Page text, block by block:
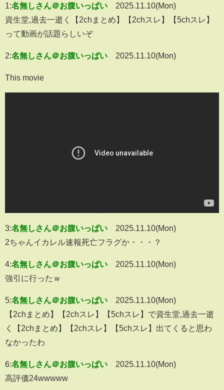
1:名無しさん＠お腹いっぱい
2025.11.10(Mon)
資生堂,過去一逝く【2chまとめ】【2chスレ】【5chスレ】
って動画が話題らしいぞ
2:名無しさん＠お腹いっぱい 2025.11.10(Mon)
This movie
3:名無しさん＠お腹いっぱい
2025.11.10(Mon)
2ちゃんイカレル速報死亡フラグか・・・？
4:名無しさん＠お腹いっぱい
2025.11.10(Mon)
強引に行ったｗ
5:名無しさん＠お腹いっぱい
2025.11.10(Mon)
【2chまとめ】【2chスレ】【5chスレ】で資生堂,過去一逝
く【2chまとめ】【2chスレ】【5chスレ】出てくると思わ
なかったわ
6:名無しさん＠お腹いっぱい
2025.11.10(Mon)
高評価24wwwww